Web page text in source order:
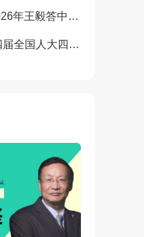
双语&同传：2026年王毅答中外记者问
口译同传：十四届全国人大四次会议民生主题记者会